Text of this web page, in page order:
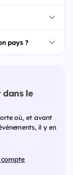
pays ?
dans le
où, et avant
il y en